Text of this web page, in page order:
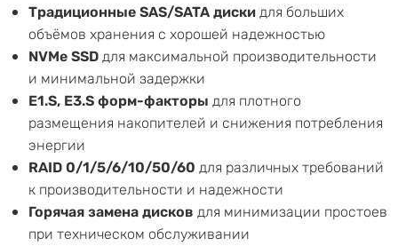
Традиционные SAS/SATA дискидля больших
объёмов хранения с хорошей надежностью
NVMe SSDдля максимальной производительности
и минимальной задержки
E1.S, E3.S форм-факторы для плотного
размещения накопителей и снижения потребления
энергии
RAID 0/1/5/6/10/50/60 для различных требований
к производительности и надежности
Горячая замена дисков для минимизации простоев
при техническом обслуживании